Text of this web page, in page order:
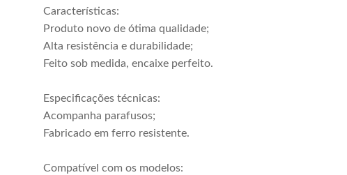
Características:
Produto novo de ótima qualidade;
Alta resistência e durabilidade;
Feito sob medida, encaixe perfeito.
Especificações técnicas:
Acompanha parafusos;
Fabricado em ferro resistente.
Compatível com os modelos: